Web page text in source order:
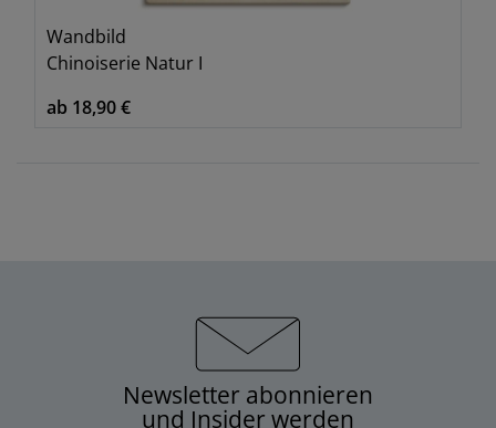
Wandbild
Chinoiserie Natur I
ab 18,90 €
Newsletter abonnieren
und Insider werden